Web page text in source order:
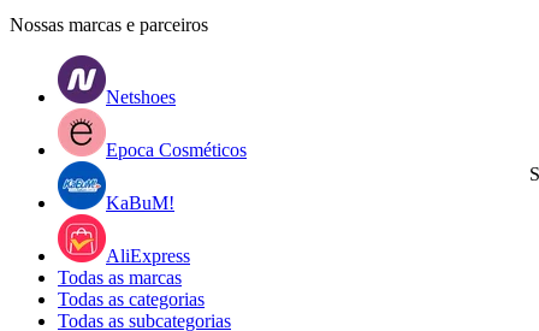
Nossas marcas e parceiros
Netshoes
Epoca Cosméticos
KaBuM!
AliExpress
Todas as marcas
Todas as categorias
Todas as subcategorias